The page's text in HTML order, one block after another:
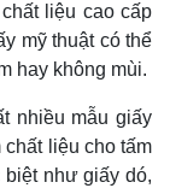
liệu cao cấp
mỹ thuật có thể
hay không mùi.
nhiều mẫu giấy
liệu cho tấm
như giấy dó,